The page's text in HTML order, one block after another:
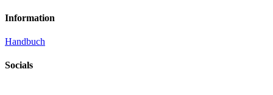
Information
Handbuch
Socials